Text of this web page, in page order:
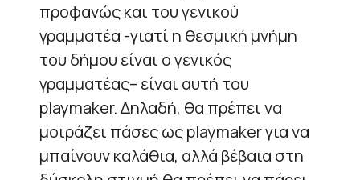
προφανώς και του γενικού
γραμματέα -γιατί η θεσμική μνήμη
του δήμου είναι ο γενικός
γραμματέας– είναι αυτή του
playmaker. Δηλαδή, θα πρέπει να
μοιράζει πάσες ως playmaker για να
μπαίνουν καλάθια, αλλά βέβαια στη